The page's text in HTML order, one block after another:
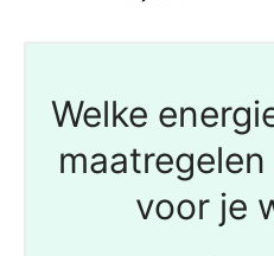
Welke
voor je